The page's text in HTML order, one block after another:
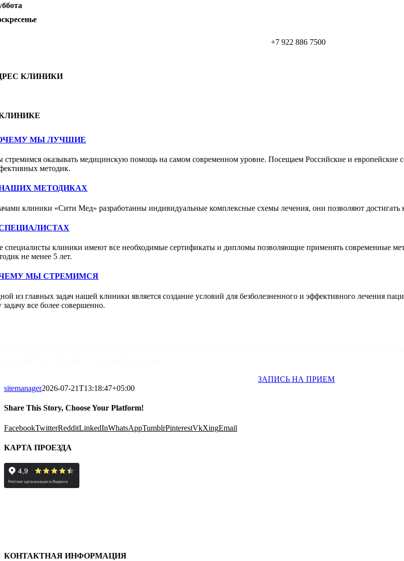
+7 922 886 7500
КЛИНИКИ
МЫ ЛУЧШИЕ
оказывать медицинскую помощь на самом современном уровне. Посещаем Российские и европейские
методик.
МЕТОДИКАХ
клиники «Сити Мед» разработанны индивидуальные комплексные схемы лечения, они позволяют достигать
специалисты клиники имеют все необходимые сертификаты и дипломы позволяющие применять современные
не менее 5 лет.
МЫ СТРЕМИМСЯ
из главных задач нашей клиники является создание условий для безболезненного и эффективного лечения
задачу все более совершенно.
ЗАПИСЬ НА ПРИЕМ
sitemanager2026-07-21T13:18:47+05:00
Share This Story, Choose Your Platform!
FacebookTwitterRedditLinkedInWhatsAppTumblrPinterestVkXingEmail
КАРТА ПРОЕЗДА
КОНТАКТНАЯ ИНФОРМАЦИЯ